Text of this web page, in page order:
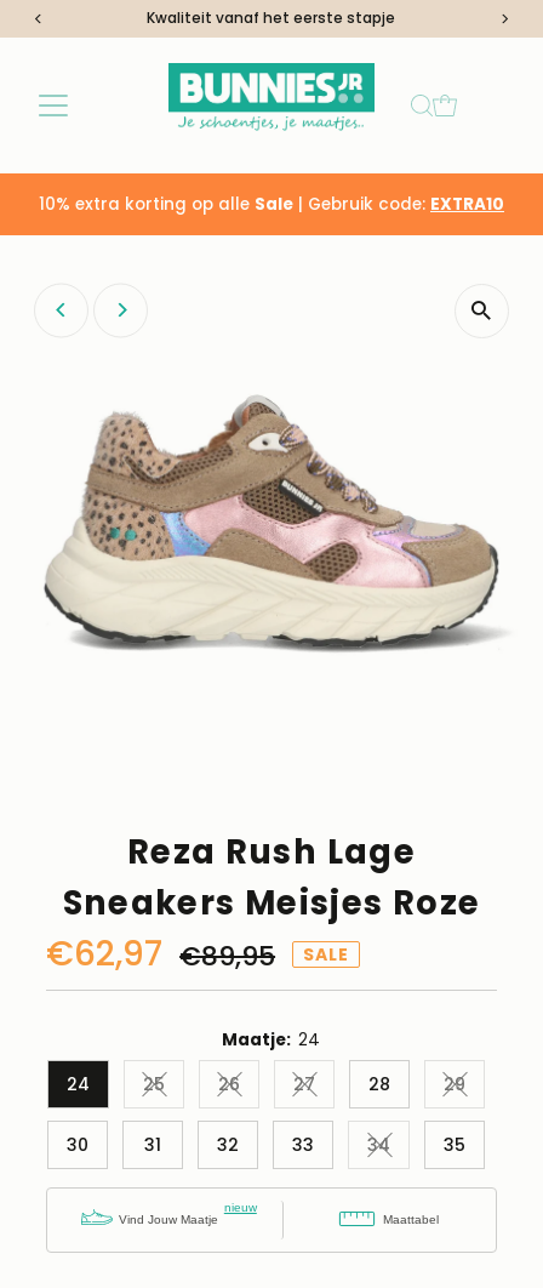
Ga naar inhoudKwaliteit vanaf het eerste stapje
10% extra korting op alle Sale | Gebruik code: EXTRA10
Reza Rush Lage
Sneakers Meisjes Roze
Kortingsprijs
€62,97 Normale
prijs
€89,95 SALE
Maatje: 24
24 25Variant uitverkocht of niet beschikbaar
26Variant uitverkocht of niet
27Variant uitverkocht of niet
28 29Variant
30 31 32 33 34Variant35
Vind Jouw Maatje Maattabel